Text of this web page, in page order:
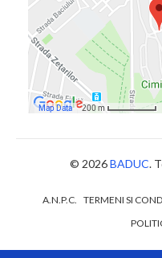
© 2026BADUC.
A.N.P.C. TERMENI SI